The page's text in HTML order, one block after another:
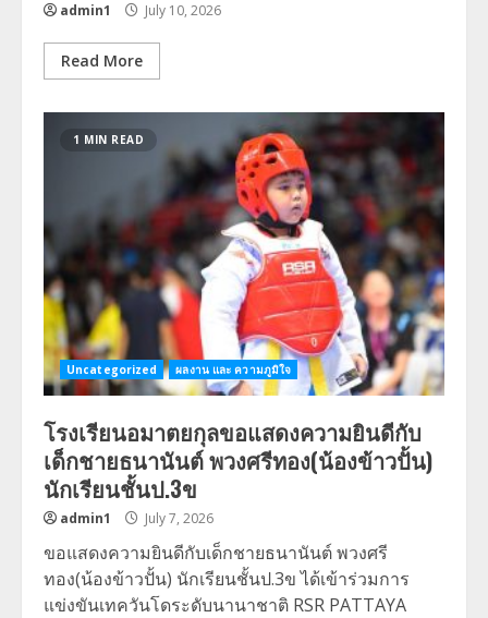
admin1 July 10, 2026
Read More
1 MIN READ
Uncategorized ผลงาน และ ความภูมิใจ
โรงเรียนอมาตยกุลขอแสดงความยินดีกับ
เด็กชายธนานันต์ พวงศรีทอง(น้องข้าวปั้น)
นักเรียนชั้นป.3ข
admin1 July 7, 2026
ขอแสดงความยินดีกับเด็กชายธนานันต์ พวงศรี
ทอง(น้องข้าวปั้น) นักเรียนชั้นป.3ข ได้เข้าร่วมการ
แข่งขันเทควันโดระดับนานาชาติ RSR PATTAYA